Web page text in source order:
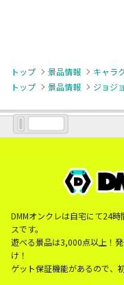
トップ 景品情報 キャラ
トップ
景品情報 ジョジ
DMMオンクレは自宅にて24
スです。
遊べる景品は3,000点以上！
け！
ゲット保証機能があるので、